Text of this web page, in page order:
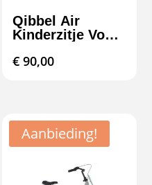
Qibbel Air
Kinderzitje Voor
kg
€ 90,00
Aanbieding!